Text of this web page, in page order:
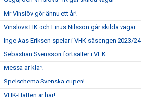
Mr Vinslöv gör ännu ett år!
Vinslövs HK och Linus Nilsson går skilda vägar
Inge Aas Eriksen spelar i VHK säsongen 2023/24
Sebastian Svensson fortsätter i VHK
Messa är klar!
Spelschema Svenska cupen!
VHK-Hatten är här!